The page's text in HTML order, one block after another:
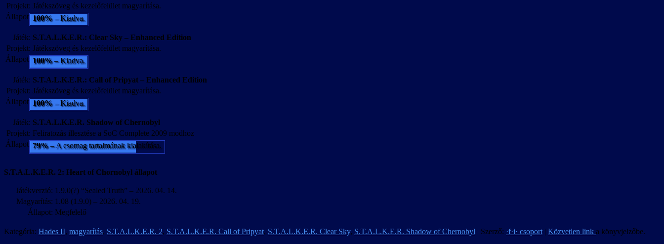
Projekt: Játékszöveg és kezelőfelület magyarítása.
Állapot: 100%– Kiadva.
Játék: S.T.A.L.K.E.R.: Clear Sky – Enhanced Edition
Projekt: Játékszöveg és kezelőfelület magyarítása.
Állapot: 100%– Kiadva.
Játék: S.T.A.L.K.E.R.: Call of Pripyat – Enhanced Edition
Projekt: Játékszöveg és kezelőfelület magyarítása.
Állapot: 100%– Kiadva.
Játék: S.T.A.L.K.E.R. Shadow of Chernobyl
Projekt: Feliratozás illesztése a SoC Complete 2009 modhoz
Állapot: 79%– A csomag tartalmának kialakítása.
S.T.A.L.K.E.R. 2: Heart of Chornobyl állapot
Játékverzió: 1.9.0(?) “Sealed Truth” – 2026. 04. 14.
Magyarítás: 1.08 (1.9.0) – 2026. 04. 19.
Állapot: Megfelelő
Kategória: Hades II, magyarítás, S.T.A.L.K.E.R. 2, S.T.A.L.K.E.R. Call of Pripyat, S.T.A.L.K.E.R. Clear Sky, S.T.A.L.K.E.R. Shadow of Chernobyl | Szerző: ·f·i· csoport | Közvetlen link a könyvjelzőbe.